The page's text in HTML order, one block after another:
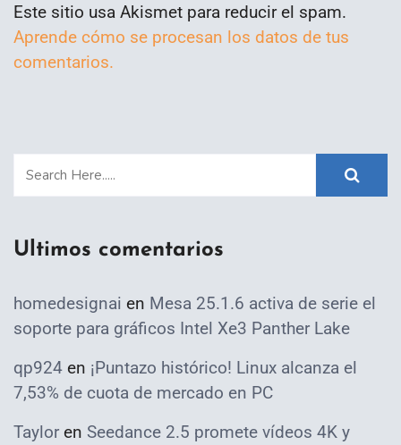
Este sitio usa Akismet para reducir el spam.
Aprende cómo se procesan los datos de tus
comentarios.
Ultimos comentarios
homedesignai en Mesa 25.1.6 activa de serie el
soporte para gráficos Intel Xe3 Panther Lake
qp924 en ¡Puntazo histórico! Linux alcanza el
7,53% de cuota de mercado en PC
Taylor en Seedance 2.5 promete vídeos 4K y